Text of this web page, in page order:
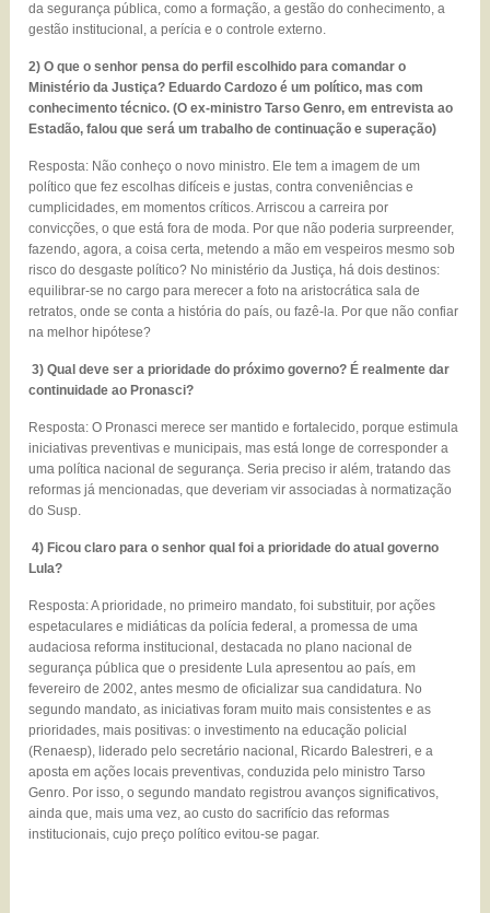
da segurança pública, como a formação, a gestão do conhecimento, a
gestão institucional, a perícia e o controle externo.
2) O que o senhor pensa do perfil escolhido para comandar o
Ministério da Justiça? Eduardo Cardozo é um político, mas com
conhecimento técnico. (O ex-ministro Tarso Genro, em entrevista ao
Estadão, falou que será um trabalho de continuação e superação)
Resposta: Não conheço o novo ministro. Ele tem a imagem de um
político que fez escolhas difíceis e justas, contra conveniências e
cumplicidades, em momentos críticos. Arriscou a carreira por
convicções, o que está fora de moda. Por que não poderia surpreender,
fazendo, agora, a coisa certa, metendo a mão em vespeiros mesmo sob
risco do desgaste político? No ministério da Justiça, há dois destinos:
equilibrar-se no cargo para merecer a foto na aristocrática sala de
retratos, onde se conta a história do país, ou fazê-la. Por que não confiar
na melhor hipótese?
3) Qual deve ser a prioridade do próximo governo? É realmente dar
continuidade ao Pronasci?
Resposta: O Pronasci merece ser mantido e fortalecido, porque estimula
iniciativas preventivas e municipais, mas está longe de corresponder a
uma política nacional de segurança. Seria preciso ir além, tratando das
reformas já mencionadas, que deveriam vir associadas à normatização
do Susp.
4) Ficou claro para o senhor qual foi a prioridade do atual governo
Lula?
Resposta: A prioridade, no primeiro mandato, foi substituir, por ações
espetaculares e midiáticas da polícia federal, a promessa de uma
audaciosa reforma institucional, destacada no plano nacional de
segurança pública que o presidente Lula apresentou ao país, em
fevereiro de 2002, antes mesmo de oficializar sua candidatura. No
segundo mandato, as iniciativas foram muito mais consistentes e as
prioridades, mais positivas: o investimento na educação policial
(Renaesp), liderado pelo secretário nacional, Ricardo Balestreri, e a
aposta em ações locais preventivas, conduzida pelo ministro Tarso
Genro. Por isso, o segundo mandato registrou avanços significativos,
ainda que, mais uma vez, ao custo do sacrifício das reformas
institucionais, cujo preço político evitou-se pagar.